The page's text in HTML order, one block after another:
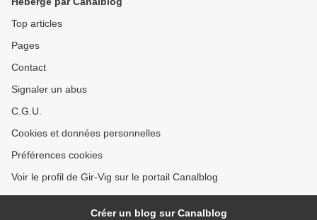
Top articles
Pages
Contact
Signaler un abus
C.G.U.
Cookies et données personnelles
Préférences cookies
Voir le profil de Gir-Vig sur le portail Canalblog
Créer un blog sur Canalblog